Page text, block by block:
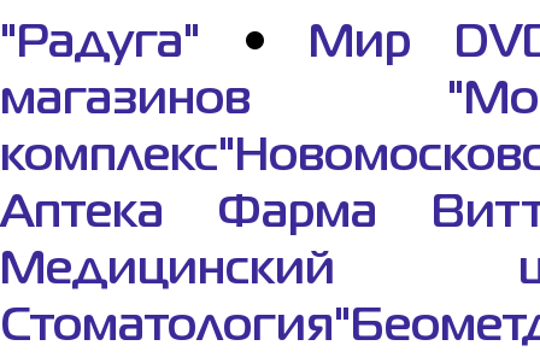
"Радуга" •
Мир
магазинов
Аптека Фарма
Медицинский